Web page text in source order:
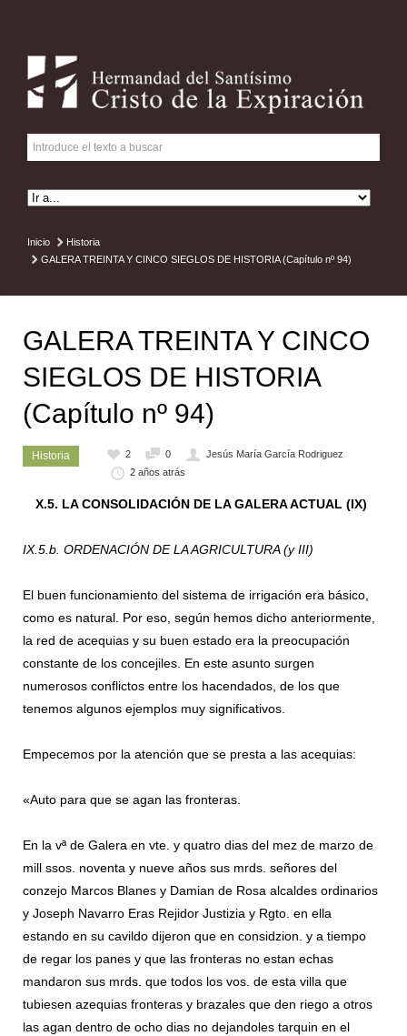
Inicio
Historia
GALERA TREINTA Y CINCO SIEGLOS DE HISTORIA (Capítulo nº 94)
GALERA TREINTA Y CINCO
SIEGLOS DE HISTORIA
(Capítulo nº 94)
Historia 2 0
Jesús María García Rodriguez
2 años atrás
X.5. LA CONSOLIDACIÓN DE LA GALERA ACTUAL (IX)
IX.5.b. ORDENACIÓN DE LA AGRICULTURA (y III)
El buen funcionamiento del sistema de irrigación era básico,
como es natural. Por eso, según hemos dicho anteriormente,
la red de acequias y su buen estado era la preocupación
constante de los concejiles. En este asunto surgen
numerosos conflictos entre los hacendados, de los que
tenemos algunos ejemplos muy significativos.
Empecemos por la atención que se presta a las acequias:
«Auto para que se agan las fronteras.
En la vª de Galera en vte. y quatro dias del mez de marzo de
mill ssos. noventa y nueve años sus mrds. señores del
conzejo Marcos Blanes y Damian de Rosa alcaldes ordinarios
y Joseph Navarro Eras Rejidor Justizia y Rgto. en ella
estando en su cavildo dijeron que en considzion. y a tiempo
de regar los panes y que las fronteras no estan echas
mandaron sus mrds. que todos los vos. de esta villa que
tubiesen azequias fronteras y brazales que den riego a otros
las agan dentro de ocho dias no dejandoles tarquin en el